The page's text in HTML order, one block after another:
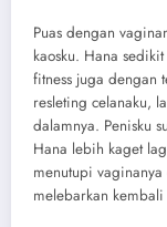
Puas dengan
kaosku. Hana
fitness juga dengan
resleting celanaku,
dalamnya. Penisku
Hana lebih kaget
menutupi
melebarkan